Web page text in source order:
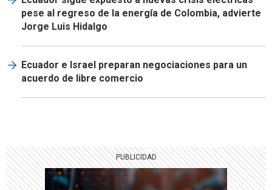
pese al regreso de la energía de Colombia, advierte
Jorge Luis Hidalgo
Ecuador e Israel preparan negociaciones para un
acuerdo de libre comercio